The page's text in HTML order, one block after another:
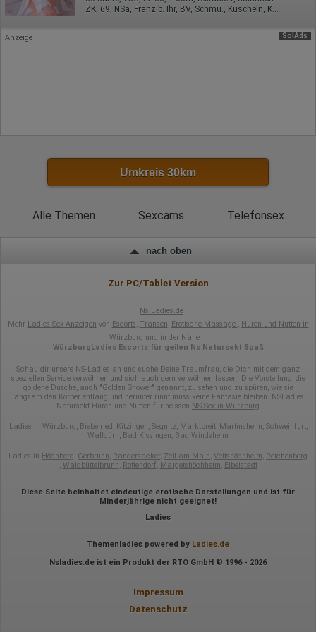
Besucherquelle (Facebook, Suchmaschine oder
Wir nutzen Hotjar als Webanalysedient. Es wird verwendet, um
Daten über das Benutzerverhalten zu sammeln. Hotjar kann
auch im Rahmen von Umfragen und Feedbackfunktionen, die
Informationen verarbeiten.
Datum und Uhrzeit des Besuchs
IP-Adresse
Mausbewegungen
Besuchte Seiten
Referrer URL
Bildschirmauflösung
Eindeutige Gerätekennung
Sprachinformationen
Gerätebestriebssystem
Browser-Typ
Klicks
Domain-Name
Antworten auf Umfragen
Europäische Union
Rechtliche Grundlage der Verarbeitung
ZK, 69, NSa, Franz b. Ihr, BV, Schmu., Kuscheln, Körperküs.
SolAds
Anzeige
Umkreis 30km
Alle Themen Sexcams Telefonsex
nach oben
Zur PC/Tablet Version
Ns Ladies.de
Mehr Ladies Sex-Anzeigen von Escorts, Transen, Erotische Massage , Huren und Nutten in
Würzburg und in der Nähe
WürzburgLadies Escorts für geilen Ns Natursekt Spaß
Schau dir unsere NS-Ladies an und suche Deine Traumfrau, die Dich mit dem ganz
speziellen Service verwöhnen und sich auch gern verwöhnen lassen. Die Vorstellung, die
goldene Dusche, auch "Golden Shower" genannt, zu sehen und zu spüren, wie sie
langsam den Körper entlang und herunter rinnt muss keine Fantasie bleiben. NSLadies
Natursekt Huren und Nutten für heissen NS Sex in Würzburg
Ladies in Würzburg, Biebelried , Kitzingen, Segnitz, Marktbreit, Martinsheim, Schweinfurt,
Walldürn, Bad Kissingen, Bad Windsheim
Ladies in Höchberg, Gerbrunn, Randersacker, Zell am Main, Veitshöchheim, Reichenberg
, Waldbüttelbrunn, Rottendorf, Margetshöchheim, Eibelstadt
Diese Seite beinhaltet eindeutige erotische Darstellungen und ist für
Minderjährige nicht geeignet!
Ladies
Themenladies powered by Ladies.de
Nsladies.de ist ein Produkt der RTO GmbH © 1996 - 2026
Impressum
Datenschutz